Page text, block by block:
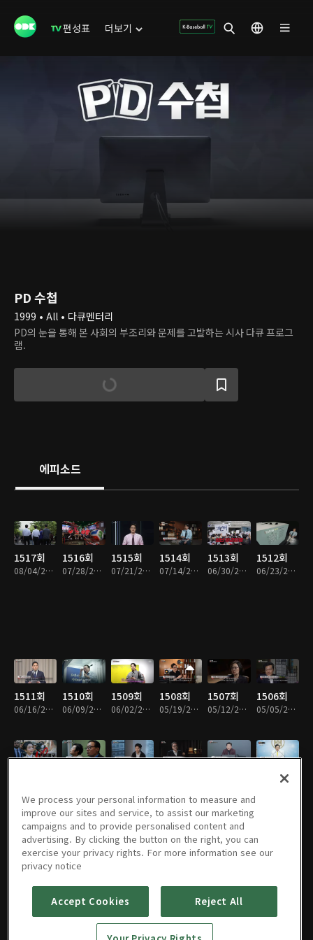
편성표 더보기
PD 수첩
1999 • All • 다큐멘터리
PD의 눈을 통해 본 사회의 부조리와 문제를 고발하는 시사 다큐 프로그
램.
에피소드
1517회
08/04/2026 • 47분
1516회
07/28/2026 • 47분
1515회
07/21/2026 • 48분
1514회
07/14/2026 • 47분
1513회
06/30/2026 • 47분
1512회
06/23/2026 • 48분
1511회
06/16/2026 • 46분
1510회
06/09/2026 • 47분
1509회
06/02/2026 • 52분
1508회
05/19/2026 • 47분
1507회
05/12/2026 • 47분
1506회
05/05/2026 • 47분
1500회
1499회
03/17/2026 • 50분
1498회 1497회 1496회 1495회 1494회
We process your personal information to measure and
improve our sites and service, to assist our marketing
campaigns and to provide personalised content and
advertising. By clicking the button on the right, you can
exercise your privacy rights. For more information see our
privacy notice
Accept Cookies Reject All